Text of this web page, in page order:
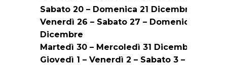
Sabato 20 – Domenica 21 Dicembre
Venerdì 26 – Sabato 27 – Domenica 28
Dicembre
Martedì 30 – Mercoledì 31 Dicembre
Giovedì 1 – Venerdì 2 – Sabato 3 –